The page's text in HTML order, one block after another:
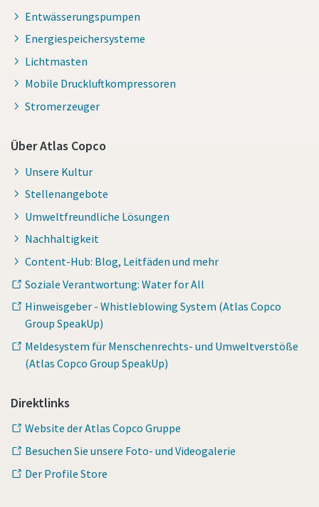
Entwässerungspumpen
Energiespeichersysteme
Lichtmasten
Mobile Druckluftkompressoren
Stromerzeuger
Über Atlas Copco
Unsere Kultur
Stellenangebote
Umweltfreundliche Lösungen
Nachhaltigkeit
Content-Hub: Blog, Leitfäden und mehr
Soziale Verantwortung: Water for All
Hinweisgeber - Whistleblowing System (Atlas Copco
Group SpeakUp)
Meldesystem für Menschenrechts- und Umweltverstöße
(Atlas Copco Group SpeakUp)
Direktlinks
Website der Atlas Copco Gruppe
Besuchen Sie unsere Foto- und Videogalerie
Der Profile Store